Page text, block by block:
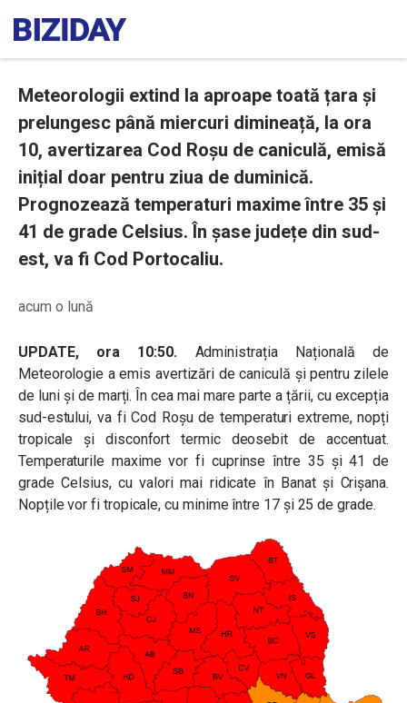
Meteorologii extind la aproape toată țara și
prelungesc până miercuri dimineață, la ora
10, avertizarea Cod Roșu de caniculă, emisă
inițial doar pentru ziua de duminică.
Prognozează temperaturi maxime între 35 și
41 de grade Celsius. În șase județe din sud-
est, va fi Cod Portocaliu.
acum o lună
UPDATE, ora 10:50. Administrația Națională de
Meteorologie a emis avertizări de caniculă și pentru zilele
de luni și de marți. În cea mai mare parte a țării, cu excepția
sud-estului, va fi Cod Roșu de temperaturi extreme, nopți
tropicale și disconfort termic deosebit de accentuat.
Temperaturile maxime vor fi cuprinse între 35 și 41 de
grade Celsius, cu valori mai ridicate în Banat și Crișana.
Nopțile vor fi tropicale, cu minime între 17 și 25 de grade.